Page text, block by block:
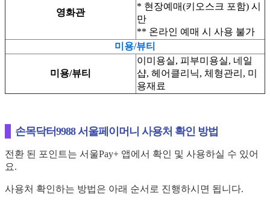
영화관
* 현장예매(키오스크 포함) 시
만
** 온라인 예매 시 사용 불가
미용/뷰티
미용/뷰티
이미용실, 피부미용실, 네일
샵, 헤어클리닉, 체형관리, 미
용재료
손목닥터9988 서울페이머니 사용처 확인 방법
전환 된 포인트는 서울Pay+ 앱에서 확인 및 사용하실 수 있어
요.
사용처 확인하는 방법은 아래 순서로 진행하시면 됩니다.